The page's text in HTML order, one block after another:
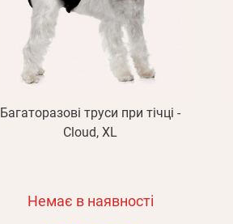
Багаторазові труси при тічці -
Cloud, XL
Немає в наявності